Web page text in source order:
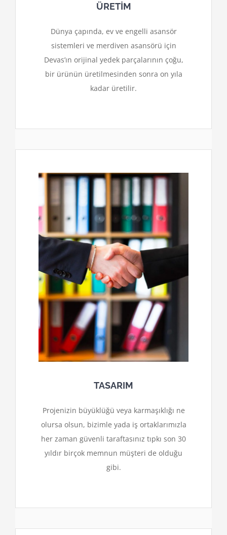
ÜRETİM
Dünya çapında, ev ve engelli asansör
sistemleri ve merdiven asansörü için
Devas’ın orijinal yedek parçalarının çoğu,
bir ürünün üretilmesinden sonra on yıla
kadar üretilir.
TASARIM
Projenizin büyüklüğü veya karmaşıklığı ne
olursa olsun, bizimle yada iş ortaklarımızla
her zaman güvenli taraftasınız tıpkı son 30
yıldır birçok memnun müşteri de olduğu
gibi.